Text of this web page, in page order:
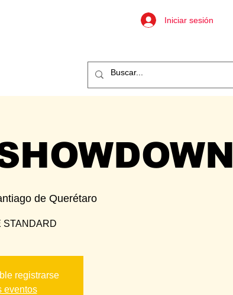
Iniciar sesión
de Querétaro
STANDARD
registrarse
eventos